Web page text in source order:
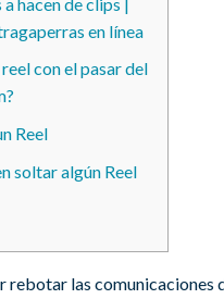
en línea
con el pasar del
Reel
soltar algún Reel
rebotar las comunicaciones